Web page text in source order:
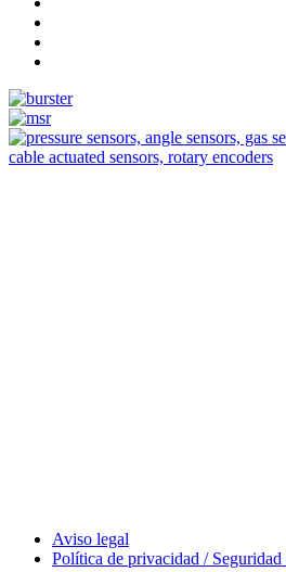
Aviso legal
Política de privacidad / Seguridad